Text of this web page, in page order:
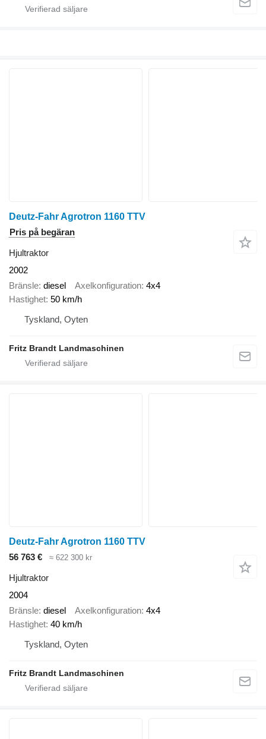
Deutz-Fahr Agrotron 1160 TTV
Pris på begäran
Hjultraktor
2002
Bränsle diesel Axelkonfiguration 4x4
Hastighet 50 km/h
Tyskland, Oyten
Fritz Brandt Landmaschinen
Deutz-Fahr Agrotron 1160 TTV
56 763 €
≈ 622 300 kr
Hjultraktor
2004
Bränsle diesel Axelkonfiguration 4x4
Hastighet 40 km/h
Tyskland, Oyten
Fritz Brandt Landmaschinen